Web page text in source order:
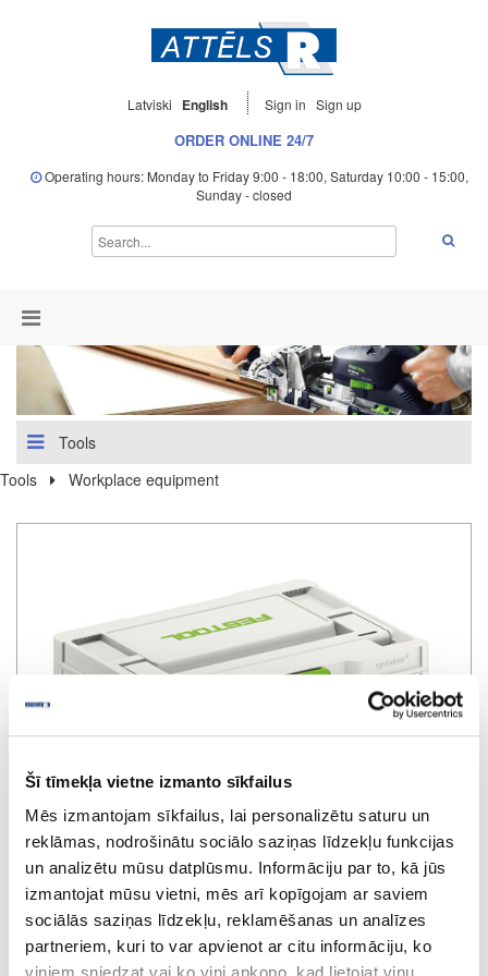
Šī tīmekļa vietne izmanto sīkfailus
Mēs izmantojam sīkfailus, lai personalizētu saturu un
reklāmas, nodrošinātu sociālo saziņas līdzekļu funkcijas
un analizētu mūsu datplūsmu. Informāciju par to, kā jūs
izmantojat mūsu vietni, mēs arī kopīgojam ar saviem
sociālās saziņas līdzekļu, reklamēšanas un analīzes
partneriem, kuri to var apvienot ar citu informāciju, ko
Latviski English Sign in Sign up
ORDER ONLINE 24/7
Operating hours: Monday to Friday 9:00 - 18:00, Saturday 10:00 - 15:00,
Sunday - closed
Tools
Tools
Workplace equipment
SYSTAINER³ SYS3 M H-187 mm